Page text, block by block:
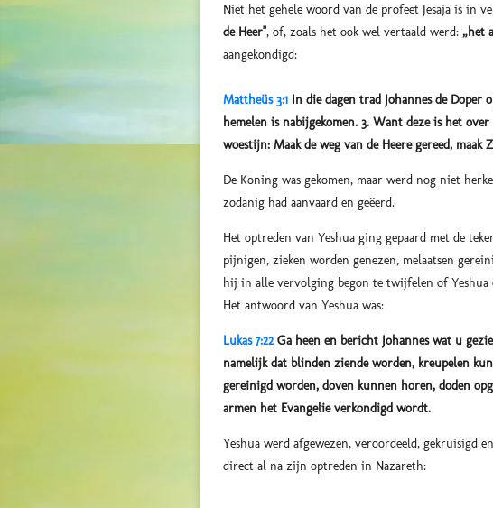
Niet het gehele woord van de profeet Jesaja is in
de Heer", of, zoals het ook wel vertaald werd: „het
aangekondigd:
Mattheüs 3:1 In die dagen trad Johannes de
hemelen is nabijgekomen. 3. Want deze is het
woestijn: Maak de weg van de Heere gereed, maak
De Koning was gekomen, maar werd nog niet
zodanig had aanvaard en geëerd.
Het optreden van Yeshua ging gepaard met de
pijnigen, zieken worden genezen, melaatsen
hij in alle vervolging begon te twijfelen of Yeshua
Het antwoord van Yeshua was:
Lukas 7:22 Ga heen en bericht Johannes wat u
namelijk dat blinden ziende worden, kreupelen
gereinigd worden, doven kunnen horen, doden
armen het Evangelie verkondigd wordt.
Yeshua werd afgewezen, veroordeeld, gekruisigd
direct al na zijn optreden in Nazareth: